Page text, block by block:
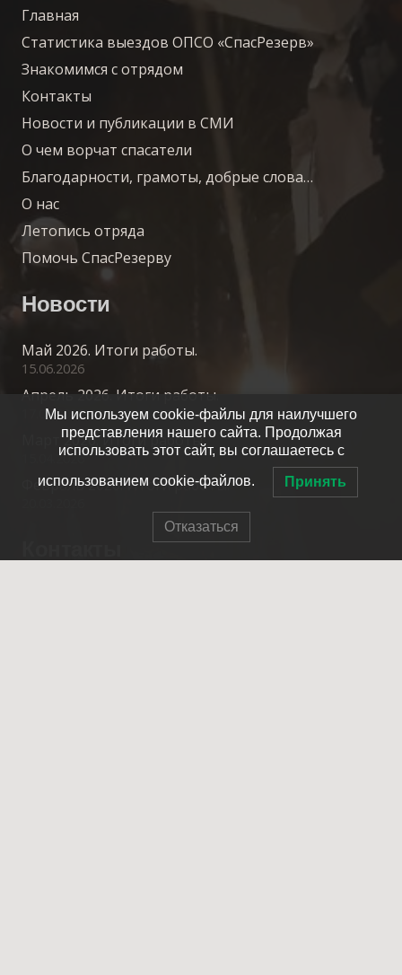
Главная
Статистика выездов ОПСО «СпасРезерв»
Знакомимся с отрядом
Контакты
Новости и публикации в СМИ
О чем ворчат спасатели
Благодарности, грамоты, добрые слова…
О нас
Летопись отряда
Помочь СпасРезерву
Новости
Май 2026. Итоги работы.
15.06.2026
Апрель 2026. Итоги работы.
17.05.2026
Март 2026. Итоги работы.
15.04.2026
Февраль 2026. Итоги работы.
Мы используем cookie-файлы для наилучшего
представления нашего сайта. Продолжая
использовать этот сайт, вы соглашаетесь с
использованием cookie-файлов. Принять
Отказаться